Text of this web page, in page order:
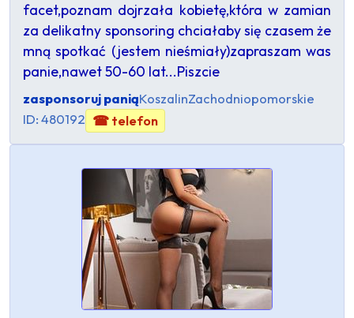
facet,poznam dojrzała kobietę,która w zamian
za delikatny sponsoring chciałaby się czasem że
mną spotkać (jestem nieśmiały)zapraszam was
panie,nawet 50-60 lat...Piszcie
zasponsoruj paniąKoszalinZachodniopomorskie
ID: 480192 ☎ telefon